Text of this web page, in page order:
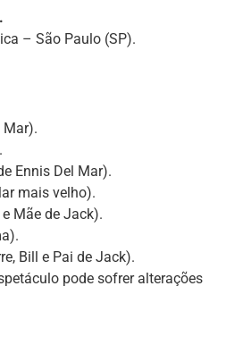
– São Paulo (SP).
Mar).
Ennis Del Mar).
mais velho).
Mãe de Jack).
Bill e Pai de Jack).
pode sofrer alterações